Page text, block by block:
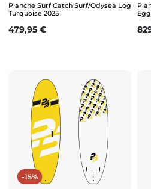
Planche Surf Catch Surf/Odysea Log
Turquoise 2025
Prix
479,95 € Prix
-15%